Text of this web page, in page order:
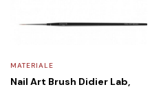
MATERIALE
Nail Art Brush Didier Lab,